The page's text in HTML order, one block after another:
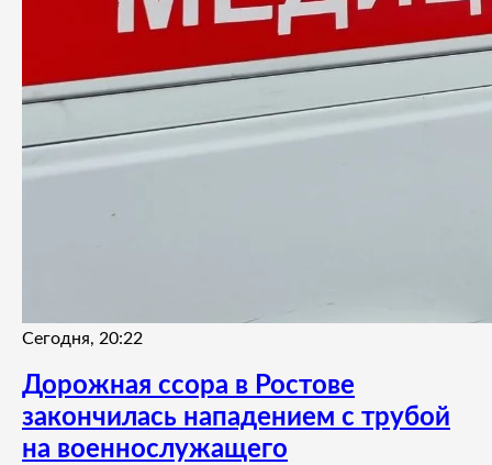
Сегодня, 20:22
Дорожная ссора в Ростове
закончилась нападением с трубой
на военнослужащего